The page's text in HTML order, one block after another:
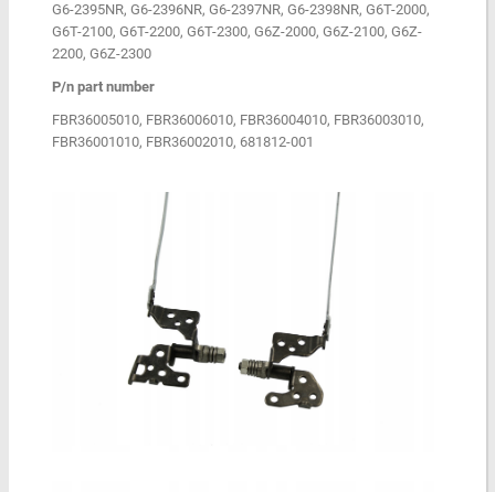
G6-2395NR, G6-2396NR, G6-2397NR, G6-2398NR, G6T-2000,
G6T-2100, G6T-2200, G6T-2300, G6Z-2000, G6Z-2100, G6Z-
2200, G6Z-2300
P/n part number
FBR36005010, FBR36006010, FBR36004010, FBR36003010,
FBR36001010, FBR36002010, 681812-001